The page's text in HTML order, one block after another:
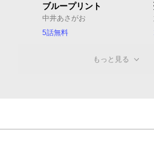
ブループリント
中井あさがお
5話無料
もっと見る